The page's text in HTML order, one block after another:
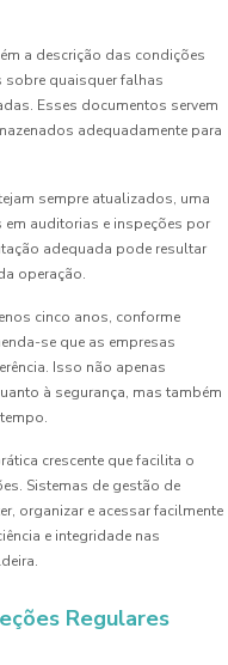
a descrição das condições
sobre quaisquer falhas
Esses documentos servem
adequadamente para
sempre atualizados, uma
auditorias e inspeções por
adequada pode resultar
operação.
cinco anos, conforme
se que as empresas
Isso não apenas
à segurança, mas também
crescente que facilita o
Sistemas de gestão de
organizar e acessar facilmente
e integridade nas
Regulares